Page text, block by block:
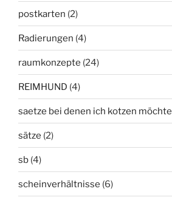
postkarten (2)
Radierungen (4)
raumkonzepte (24)
REIMHUND (4)
saetze bei denen ich kotzen möchte
sätze (2)
sb (4)
scheinverhältnisse (6)